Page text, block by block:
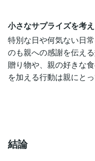
小さなサプライズを考
特別な日や何気ない日
のも親への感謝を伝え
贈り物や、親の好きな
を加える行動は親にと
結論